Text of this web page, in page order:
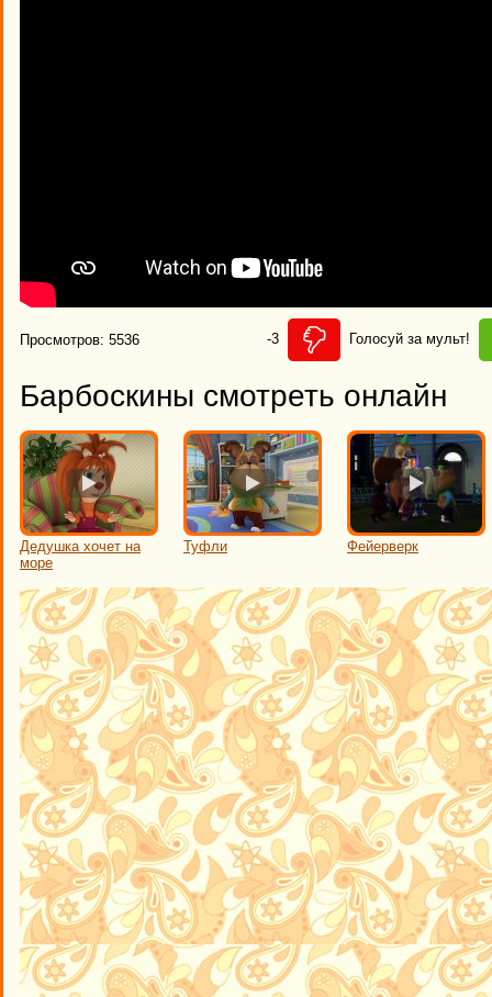
Просмотров: 5536 -3 Голосуй за мульт!
Барбоскины смотреть онлайн
Дедушка хочет на
море
Туфли Фейерверк